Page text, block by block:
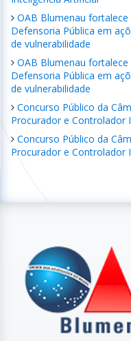
OAB Blumenau
Defensoria Pública em
de vulnerabilidade
OAB Blumenau
Defensoria Pública em
de vulnerabilidade
Concurso Público da
Procurador e Controlador
Concurso Público da
Procurador e Controlador